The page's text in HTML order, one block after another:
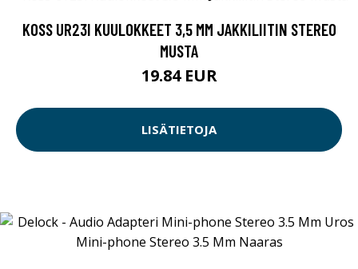
KOSS UR23I KUULOKKEET 3,5 MM JAKKILIITIN STEREO
MUSTA
19.84 EUR
LISÄTIETOJA